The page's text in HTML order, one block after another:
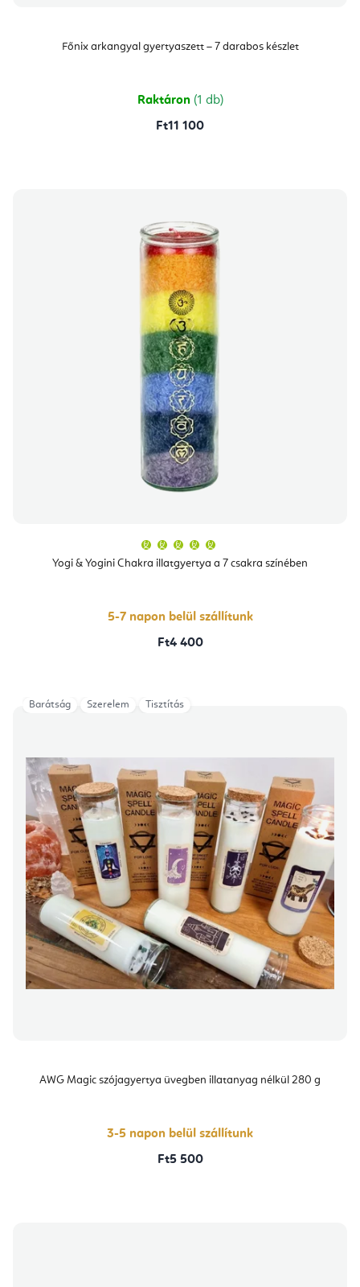
Főnix arkangyal gyertyaszett – 7 darabos készlet
Raktáron (1 db)
Ft11 100
Yogi & Yogini Chakra illatgyertya a 7 csakra színében
átlagos
értékelése
csillag.
5-7 napon belül szállítunk
Ft4 400
AWG Magic szójagyertya üvegben illatanyag nélkül 280 g
3-5 napon belül szállítunk
Ft5 500
Barátság Szerelem Tisztítás